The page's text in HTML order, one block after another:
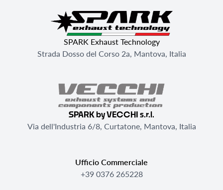
SPARK Exhaust Technology
Strada Dosso del Corso 2a, Mantova, Italia
SPARK by VECCHI s.r.l.
Via dell'Industria 6/8, Curtatone, Mantova, Italia
Ufficio Commerciale
+39 0376 265228